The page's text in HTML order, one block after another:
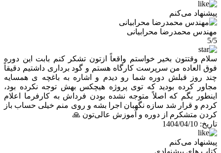
پیشنهاد می‌کنم
مهندس محمدرضا محرابیانی
5/5
سلام وقتتون بخیر خواستم واقعاً ازتون تشکر کنم بابت این دوره
فوق العاده من سرپرست کارگاه هستم و گود برداری داشتیم دقیقاً
چند روز قبلش دوره شما رو دیدم و اشاره به باغچه ی همسایه
مجاور کرده بودید که توی پروژه هیچکس بهش توجه نکرده بود،
اینطور بگم که اصلاً متوجه نشده بودن فرداش به کارفرما اعلام
کردم و قرار شد سازه نگهبان اجرا بشه و روی منم خیلی حساب باز
کردن متشکرم از دوره و آموزش عالی‌تون 🙏
تاریخ: 1404/04/10
پیشنهاد می‌کنم
کتاب های پیشنهادی